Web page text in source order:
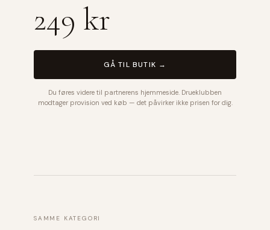
249 kr
GÅ TIL BUTIK →
Du føres videre til partnerens hjemmeside. Drueklubben
modtager provision ved køb — det påvirker ikke prisen for dig.
SAMME KATEGORI